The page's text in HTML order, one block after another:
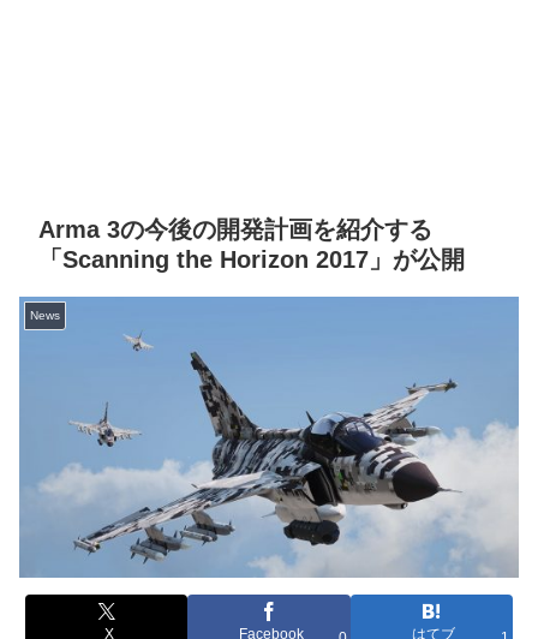
Arma 3の今後の開発計画を紹介する
「Scanning the Horizon 2017」が公開
News
X Facebook はてブ